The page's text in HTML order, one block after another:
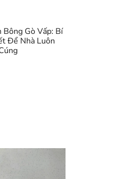
Bông Gò Vấp: Bí
Để Nhà Luôn